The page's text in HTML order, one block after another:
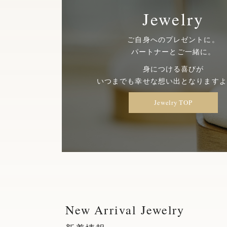
Jewelry
ご自身へのプレゼントに。
パートナーとご一緒に。
身につける喜びが
いつまでも幸せな想い出となります
Jewelry TOP
New Arrival Jewelry